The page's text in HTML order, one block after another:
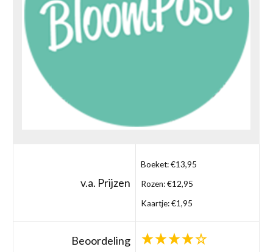
v.a. Prijzen
Boeket: €13,95
Rozen: €12,95
Kaartje: €1,95
Beoordeling